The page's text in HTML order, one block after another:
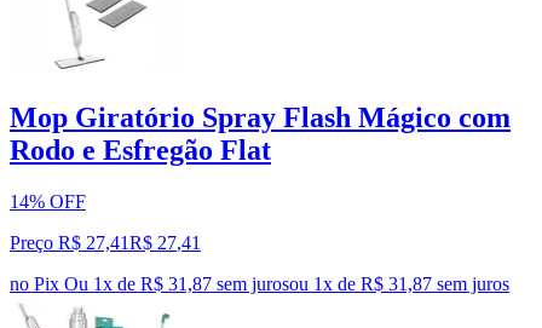
Mop Giratório Spray Flash Mágico com
Rodo e Esfregão Flat
14% OFF
Preço R$ 27,41R$ 27,41
no Pix Ou 1x de R$ 31,87 sem jurosou 1x de R$ 31,87 sem juros